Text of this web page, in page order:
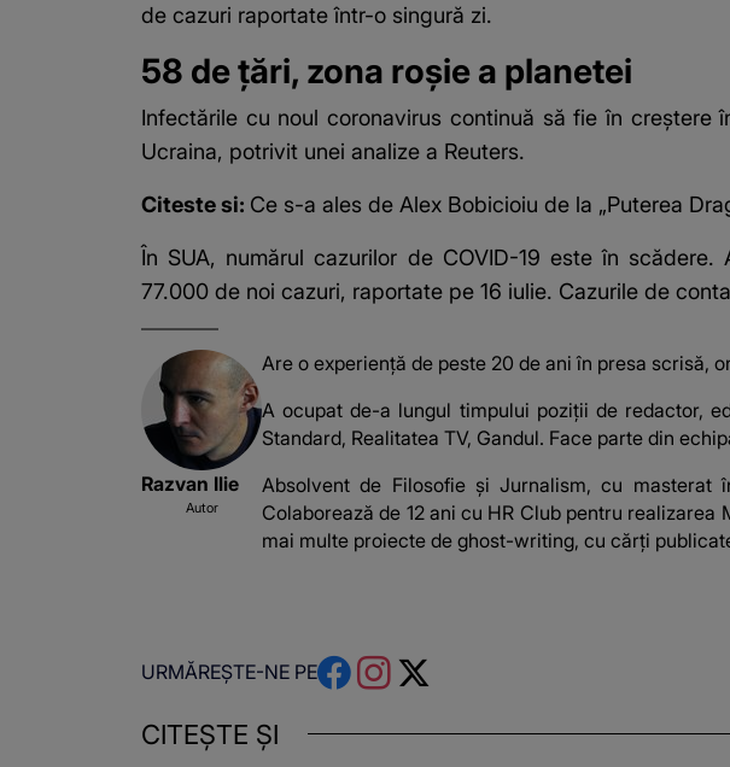
de cazuri raportate într-o singură zi.
58 de țări, zona roșie a planetei
Infectările cu noul coronavirus continuă să fie în
Ucraina, potrivit unei analize a Reuters.
Citeste si: Ce s-a ales de Alex Bobicioiu de la „Puterea
În SUA, numărul cazurilor de COVID-19 este în
77.000 de noi cazuri, raportate pe 16 iulie. Cazurile de
Razvan Ilie
Autor
Are o experiență de peste 20 de ani în presa scrisă,
A ocupat de-a lungul timpului poziții de redactor,
Standard, Realitatea TV, Gandul. Face parte din
Absolvent de Filosofie și Jurnalism, cu masterat
Colaborează de 12 ani cu HR Club pentru
mai multe proiecte de ghost-writing, cu cărți
URMĂREȘTE-NE PE
CITEȘTE ȘI